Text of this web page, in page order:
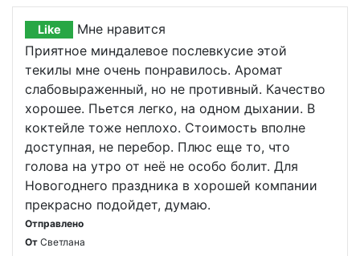
Like
Мне нравится
Приятное миндалевое послевкусие этой
текилы мне очень понравилось. Аромат
слабовыраженный, но не противный. Качество
хорошее. Пьется легко, на одном дыхании. В
коктейле тоже неплохо. Стоимость вполне
доступная, не перебор. Плюс еще то, что
голова на утро от неё не особо болит. Для
Новогоднего праздника в хорошей компании
прекрасно подойдет, думаю.
Отправлено
От Светлана